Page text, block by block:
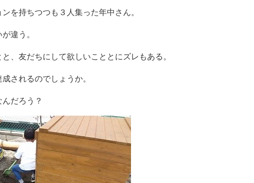
を持ちつつも３人集った年中さん。
違う。
、友だちにして欲しいこととにズレもある。
されるのでしょうか。
だろう？